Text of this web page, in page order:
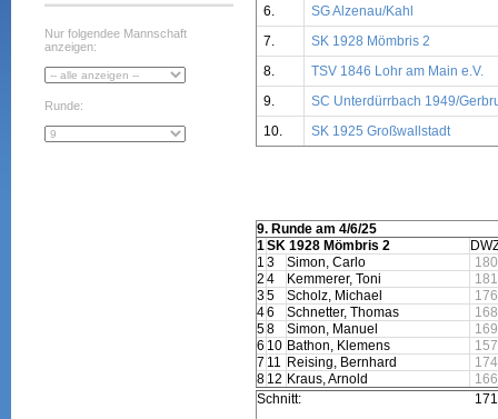
Nur folgendee Mannschaft
anzeigen:
Runde:
6.
SG Alzenau/Kahl
7.
SK 1928 Mömbris 2
8.
TSV 1846 Lohr am Main e.V.
9.
SC Unterdürrbach 1949/
10.
SK 1925 Großwallstadt
9. Runde am 4/6/25
1 SK 1928 Mömbris 2
1 3 Simon, Carlo
2 4 Kemmerer, Toni
35 Scholz, Michael
46 Schnetter, Thomas
58 Simon, Manuel
6 10 Bathon, Klemens
7 11 Reising, Bernhard
8 12 Kraus, Arnold
Schnitt: